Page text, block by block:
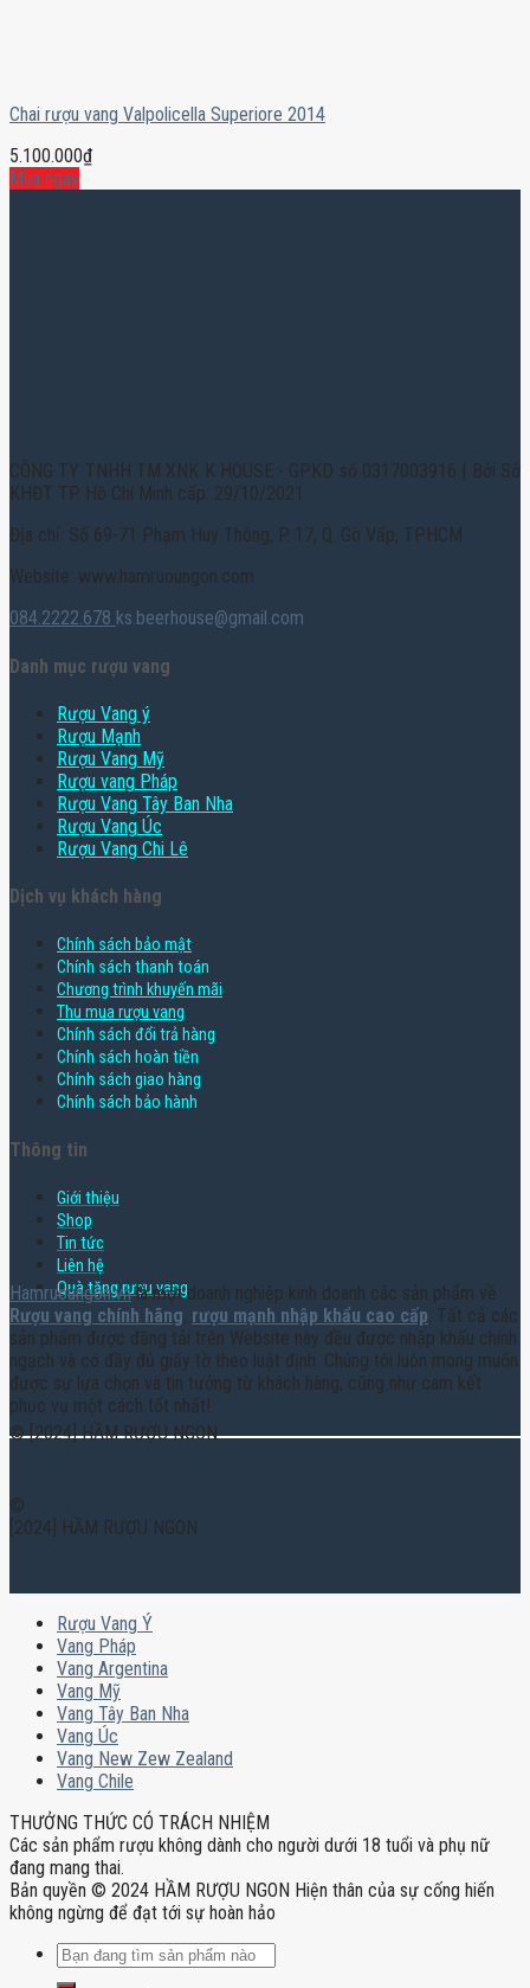
Chai rượu vang Valpolicella Superiore 2014
5.100.000₫
Mua ngay
CÔNG TY TNHH TM XNK K HOUSE - GPKD số 0317003916 | Bởi Sở
KHĐT TP. Hồ Chí Minh cấp: 29/10/2021
Địa chỉ: Số 69-71 Phạm Huy Thông, P. 17, Q. Gò Vấp, TPHCM
Website: www.hamruoungon.com
084.2222.678 ks.beerhouse@gmail.com
Danh mục rượu vang
Rượu Vang ý
Rượu Mạnh
Rượu Vang Mỹ
Rượu vang Pháp
Rượu Vang Tây Ban Nha
Rượu Vang Úc
Rượu Vang Chi Lê
Dịch vụ khách hàng
Chính sách bảo mật
Chính sách thanh toán
Chương trình khuyến mãi
Thu mua rượu vang
Chính sách đổi trả hàng
Chính sách hoàn tiền
Chính sách giao hàng
Chính sách bảo hành
Thông tin
Giới thiệu
Shop
Tin tức
Liên hệ
Quà tặng rượu vang
Hamruoungon.vnlà một doanh nghiệp kinh doanh các sản phẩm về
Rượu vang chính hãng, rượu mạnh nhập khẩu cao cấp. Tất cả các
sản phẩm được đăng tải trên Website này đều được nhập khẩu chính
ngạch và có đầy đủ giấy tờ theo luật định. Chúng tôi luôn mong muốn
được sự lựa chọn và tin tưởng từ khách hàng, cũng như cam kết
phục vụ một cách tốt nhất!
© [2024] HẦM RƯỢU NGON
©
[2024] HẦM RƯỢU NGON
Rượu Vang Ý
Vang Pháp
Vang Argentina
Vang Mỹ
Vang Tây Ban Nha
Vang Úc
Vang New Zew Zealand
Vang Chile
THƯỞNG THỨC CÓ TRÁCH NHIỆM
Các sản phẩm rượu không dành cho người dưới 18 tuổi và phụ nữ
đang mang thai.
Bản quyền © 2024 HẦM RƯỢU NGON Hiện thân của sự cống hiến
không ngừng để đạt tới sự hoàn hảo
Tìm
kiếm: